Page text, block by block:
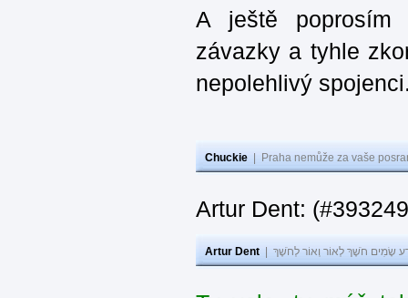
A ještě poprosím
závazky a tyhle
nepolehlivý
Chuckie Praha nemůže za vaše
Artur Dent:
Artur Dent שָׂמִים חֹשֶׁךְ לְאוֹר וְאוֹר לְחֹשֶׁךְ